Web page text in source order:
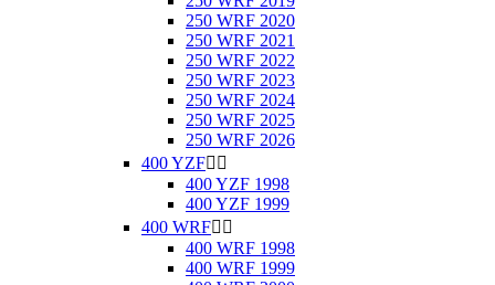
250 WRF 2020
250 WRF 2021
250 WRF 2022
250 WRF 2023
250 WRF 2024
250 WRF 2025
250 WRF 2026
400 YZF 
400 YZF 1998
400 YZF 1999
400 WRF 
400 WRF 1998
400 WRF 1999